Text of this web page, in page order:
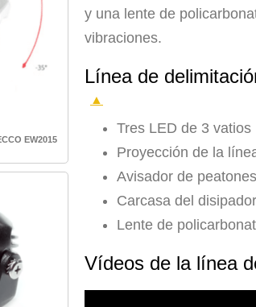
EW2015
y una lente de
vibraciones.
Línea de
▲
Tres LED de 3 vatios
Proyección de la
Avisador de
Carcasa del
Lente de
Vídeos de la línea